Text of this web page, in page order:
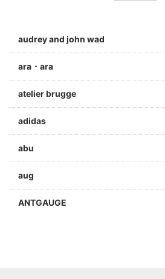
audrey and john wad
ara・ara
atelier brugge
adidas
abu
aug
ANTGAUGE